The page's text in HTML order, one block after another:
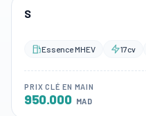
S
Essence MHEV 17cv
PRIX CLÉ EN MAIN
950.000 MAD